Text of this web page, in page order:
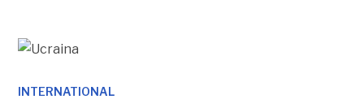
INTERNATIONAL